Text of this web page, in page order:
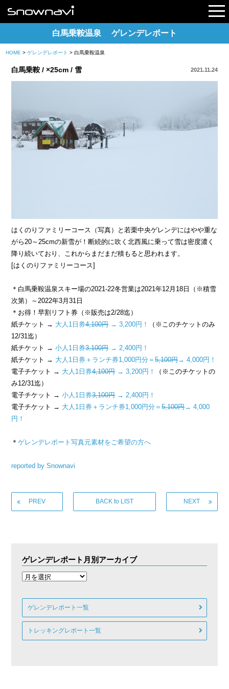
レポート
早割リフト券
白馬乗鞍温泉 ゲレンデレポート
HOME >ゲレンデレポート > 白馬乗鞍温泉
白馬乗鞍 / ×25cm / 雪 2021.11.24
はくのりファミリーコース（写真）と若栗中央ゲレンデにはやや重な
がら20～25cmの新雪が！断続的に吹く北西風に乗って雪は密度濃く
降り続いており、これからまだまだ積もると思われます。
[はくのりファミリーコース]
＊白馬乗鞍温泉スキー場の2021-22冬営業は2021年12月18日（※積雪
次第）～2022年3月31日
＊お得！早割リフト券（※販売は2/28迄）
紙チケット → 大人1日券4,100円→ 3,200円！
（※このチケットのみ
12/31迄）
紙チケット →小人1日券3,100円→ 2,400円！
紙チケット → 大人1日券＋ランチ券1,000円分＝5,100円→ 4,000円！
電子チケット → 大人1日券4,100円→ 3,200円！
（※このチケットの
み12/31迄）
電子チケット →小人1日券3,100円→ 2,400円！
電子チケット → 大人1日券＋ランチ券1,000円分＝5,100円→ 4,000
円！
＊ゲレンデレポート写真元素材をご希望の方へ
reported by Snownavi
PREV BACK to LIST NEXT
ゲレンデレポート月別アーカイブ
ゲレンデレポート一覧
トレッキングレポート一覧